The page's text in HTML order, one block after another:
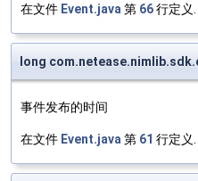
在文件 Event.java 第 66行定义.
long
事件发布的时间
在文件 Event.java 第 61 行定义.